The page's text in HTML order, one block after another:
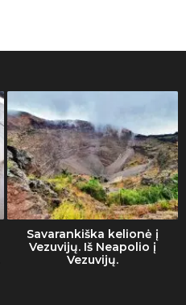
Savarankiška kelionė į
Vezuvijų. Iš Neapolio į
Vezuvijų.